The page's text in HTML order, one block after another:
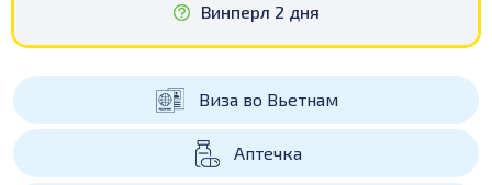
Винперл 2 дня
Виза во Вьетнам
Аптечка